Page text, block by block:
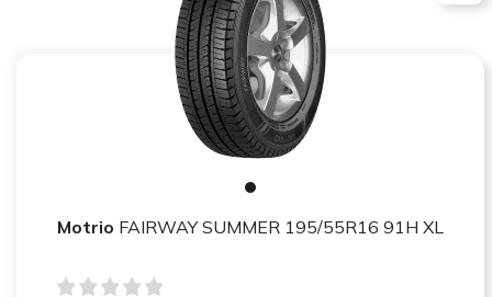
Motrio FAIRWAY SUMMER 195/55R16 91H XL